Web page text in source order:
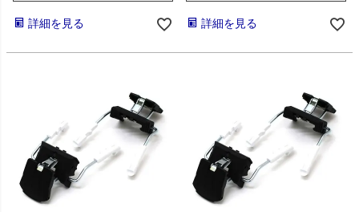
詳細を見る 詳細を見る